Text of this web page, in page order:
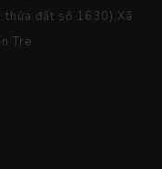
đất số 1630),Xã
Tre